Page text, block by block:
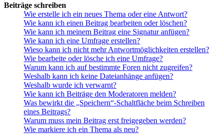
Beiträge schreiben
Wie erstelle ich ein neues Thema oder eine Antwort?
Wie kann ich einen Beitrag bearbeiten oder löschen?
Wie kann ich meinem Beitrag eine Signatur anfügen?
Wie kann ich eine Umfrage erstellen?
Wieso kann ich nicht mehr Antwortmöglichkeiten erstellen?
Wie bearbeite oder lösche ich eine Umfrage?
Warum kann ich auf bestimmte Foren nicht zugreifen?
Weshalb kann ich keine Dateianhänge anfügen?
Weshalb wurde ich verwarnt?
Wie kann ich Beiträge den Moderatoren melden?
Was bewirkt die „Speichern“-Schaltfläche beim Schreiben
eines Beitrags?
Warum muss mein Beitrag erst freigegeben werden?
Wie markiere ich ein Thema als neu?